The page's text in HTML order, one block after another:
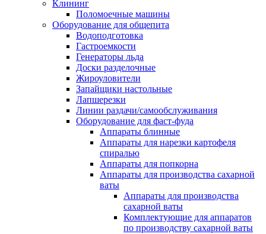
Клининг
Поломоечные машины
Оборудование для общепита
Водоподготовка
Гастроемкости
Генераторы льда
Доски разделочные
Жироуловители
Запайщики настольные
Лапшерезки
Линии раздачи/самообслуживания
Оборудование для фаст-фуда
Аппараты блинные
Аппараты для нарезки картофеля
спиралью
Аппараты для попкорна
Аппараты для производства сахарной
ваты
Аппараты для производства
сахарной ваты
Комплектующие для аппаратов
по производству сахарной ваты